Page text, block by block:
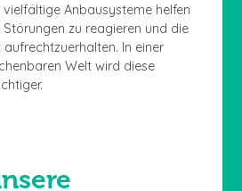
Anbausysteme helfen
zu reagieren und die
In einer
Welt wird diese